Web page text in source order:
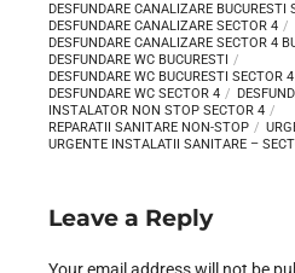
DESFUNDARE CANALIZARE BUCURESTI
DESFUNDARE CANALIZARE SECTOR 4
DESFUNDARE CANALIZARE SECTOR 4
DESFUNDARE WC BUCURESTI
DESFUNDARE WC BUCURESTI SECTOR 4
DESFUNDARE WC SECTOR 4
INSTALATOR NON STOP SECTOR 4
REPARATII SANITARE NON-STOP
URGENTE INSTALATII SANITARE –
Leave a Reply